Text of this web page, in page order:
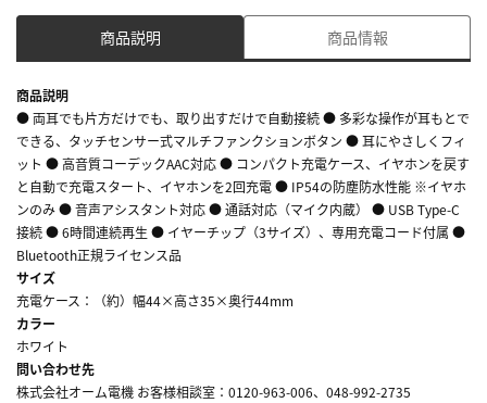
商品説明 商品情報
商品説明
● 両耳でも片方だけでも、取り出すだけで自動接続 ● 多彩な操作が耳もとで
できる、タッチセンサー式マルチファンクションボタン ● 耳にやさしくフィ
ット ● 高音質コーデックAAC対応 ● コンパクト充電ケース、イヤホンを戻す
と自動で充電スタート、イヤホンを2回充電 ● IP54の防塵防水性能 ※イヤホ
ンのみ ● 音声アシスタント対応 ● 通話対応（マイク内蔵） ● USB Type-C
接続 ● 6時間連続再生 ● イヤーチップ（3サイズ）、専用充電コード付属 ●
Bluetooth正規ライセンス品
サイズ
充電ケース：（約）幅44×高さ35×奥行44mm
カラー
ホワイト
問い合わせ先
株式会社オーム電機 お客様相談室：0120-963-006、048-992-2735